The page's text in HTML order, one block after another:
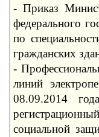
- Приказ
федерального
по
гражданских
-
линий
08.09.2014
социальной